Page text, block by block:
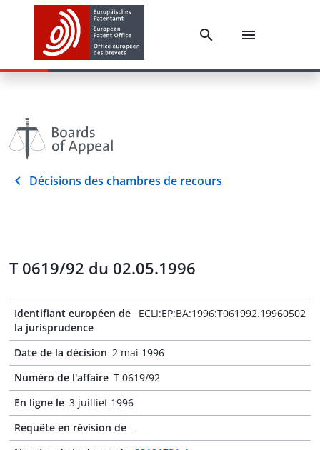
Décisions des chambres de recours
T 0619/92 du 02.05.1996
Identifiant européen de
la jurisprudence
ECLI:EP:BA:1996:T061992.19960502
Date de la décision 2 mai 1996
Numéro de l'affaire T 0619/92
En ligne le 3 juilliet 1996
Requête en révision de -